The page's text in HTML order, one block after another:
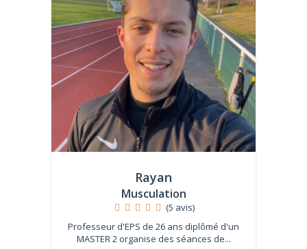
Rayan
Musculation
(5 avis)
Professeur d'EPS de 26 ans diplômé d'un
MASTER 2 organise des séances de...